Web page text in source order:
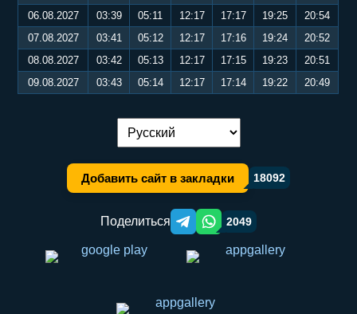
06.08.2027
03:39 05:11 12:17 17:17 19:25
20:54
07.08.2027
03:41 05:12 12:17 17:16 19:24
20:52
08.08.2027
03:42 05:13 12:17 17:15 19:23
20:51
09.08.2027
03:43 05:14 12:17 17:14 19:22 20:49
Переключение языка:
Добавить сайт в закладки 18092
Поделиться Telegram orqali ulashish
WhatsApp orqali ulashish
2049